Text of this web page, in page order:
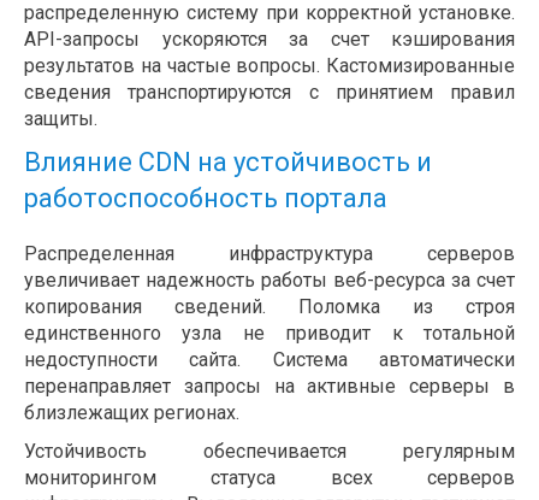
распределенную систему при корректной установке.
API-запросы ускоряются за счет кэширования
результатов на частые вопросы. Кастомизированные
сведения транспортируются с принятием правил
защиты.
Влияние CDN на устойчивость и
работоспособность портала
Распределенная инфраструктура серверов
увеличивает надежность работы веб-ресурса за счет
копирования сведений. Поломка из строя
единственного узла не приводит к тотальной
недоступности сайта. Система автоматически
перенаправляет запросы на активные серверы в
близлежащих регионах.
Устойчивость обеспечивается регулярным
мониторингом статуса всех серверов